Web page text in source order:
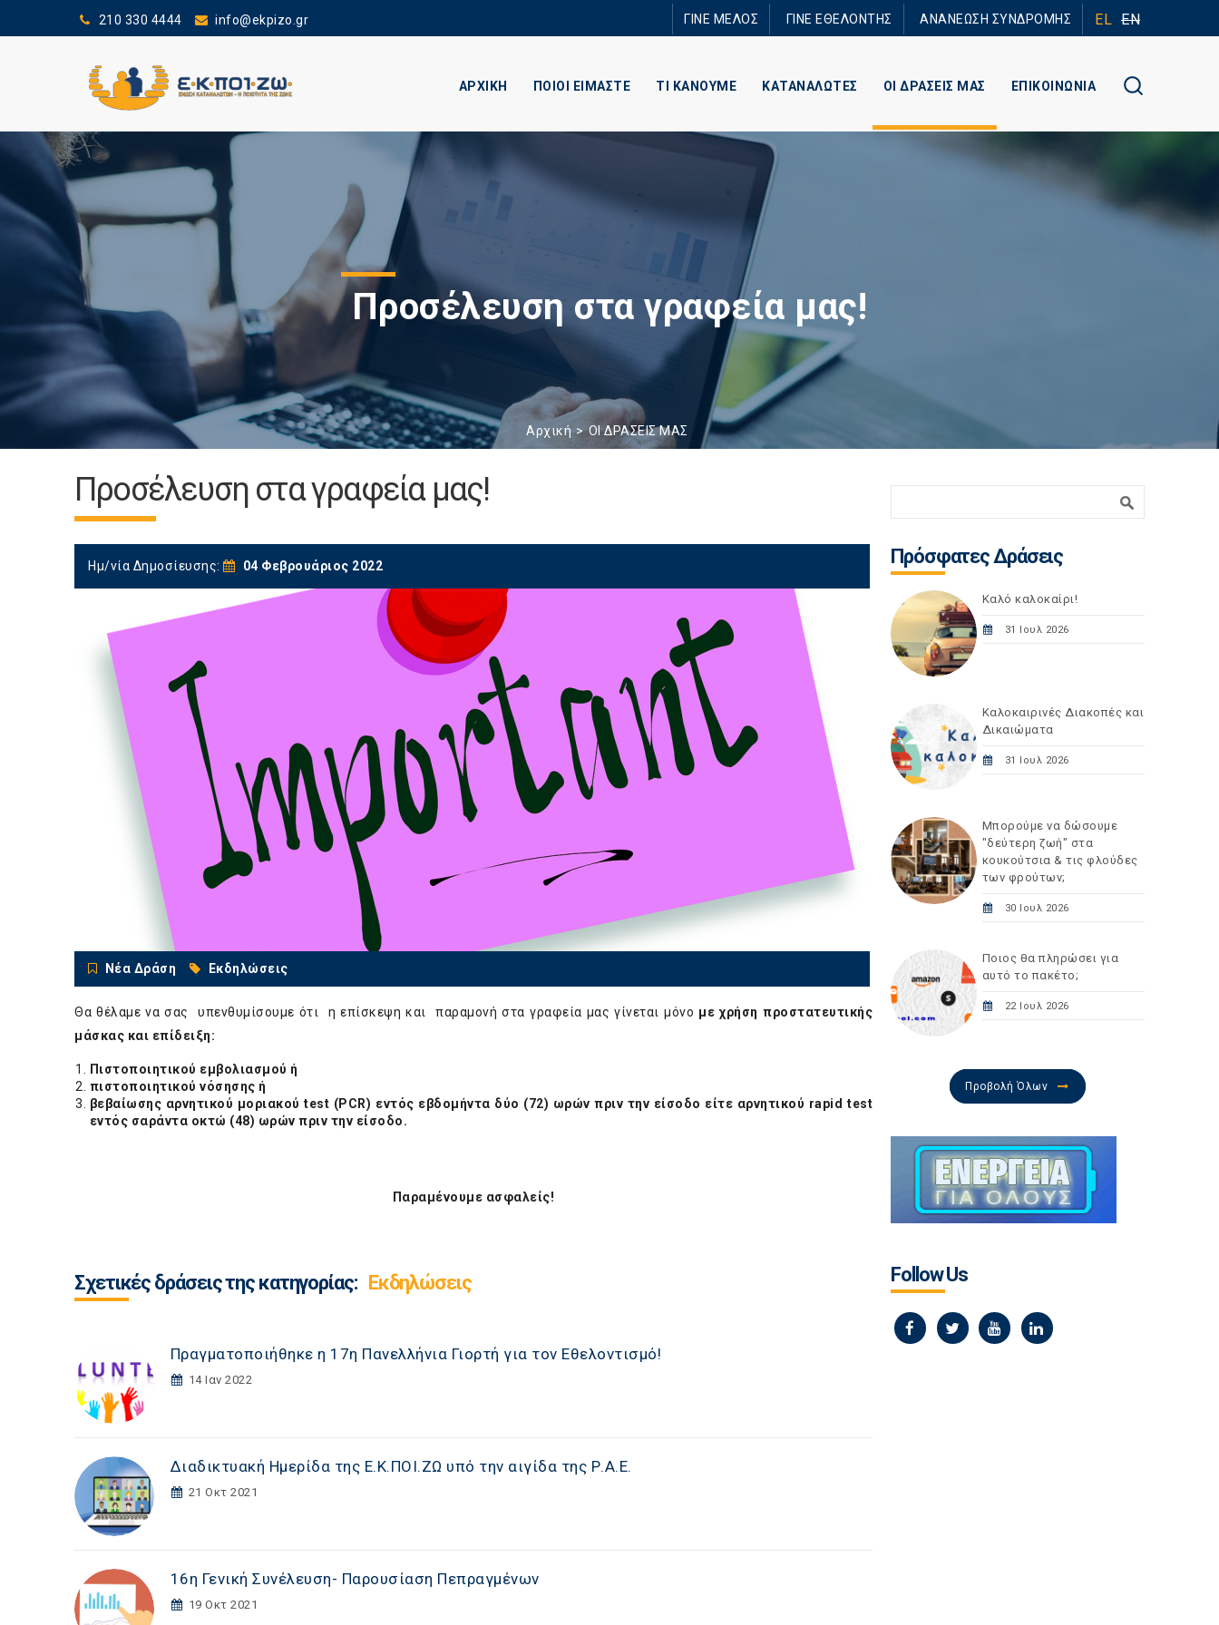
210 330 4444 info@ekpizo.gr ΓΙΝΕ ΜΕΛΟΣ ΓΙΝΕ ΕΘΕΛΟΝΤΗΣ ΑΝΑΝΕΩΣΗ ΣΥΝΔΡΟΜΗΣ EL EN
ΑΡΧΙΚΗ ΠΟΙΟΙ ΕΙΜΑΣΤΕ ΤΙ ΚΑΝΟΥΜΕ ΚΑΤΑΝΑΛΩΤΕΣ ΟΙ ΔΡΑΣΕΙΣ ΜΑΣ ΕΠΙΚΟΙΝΩΝΙΑ
Προσέλευση στα γραφεία μας!
Αρχική ΟΙ ΔΡΑΣΕΙΣ ΜΑΣ
Προσέλευση στα γραφεία μας!
Ημ/νία Δημοσίευσης: 04 Φεβρουάριος 2022
Νέα Δράση Εκδηλώσεις
Θα θέλαμε να σας υπενθυμίσουμε ότι η επίσκεψη και παραμονή στα γραφεία μας γίνεται μόνο με χρήση προστατευτικής
μάσκας και επίδειξη:
Πιστοποιητικού εμβολιασμού ή
πιστοποιητικού νόσησης ή
βεβαίωσης αρνητικού μοριακού test (PCR) εντός εβδομήντα δύο (72) ωρών πριν την είσοδο είτε αρνητικού rapid test
εντός σαράντα οκτώ (48) ωρών πριν την είσοδο.
Παραμένουμε ασφαλείς!
Σχετικές δράσεις της κατηγορίας: Εκδηλώσεις
Πραγματοποιήθηκε η 17η Πανελλήνια Γιορτή για τον Εθελοντισμό!
14 Ιαν 2022
Διαδικτυακή Ημερίδα της Ε.Κ.ΠΟΙ.ΖΩ υπό την αιγίδα της Ρ.Α.Ε.
21 Οκτ 2021
16η Γενική Συνέλευση- Παρουσίαση Πεπραγμένων
19 Οκτ 2021
Πρόσφατες Δράσεις
Καλό καλοκαίρι!
31 Ιουλ 2026
Καλοκαιρινές Διακοπές και
Δικαιώματα
31 Ιουλ 2026
Μπορούμε να δώσουμε
"δεύτερη ζωή" στα
κουκούτσια & τις φλούδες
των φρούτων;
30 Ιουλ 2026
Ποιος θα πληρώσει για
αυτό το πακέτο;
22 Ιουλ 2026
Προβολή Όλων
Follow Us